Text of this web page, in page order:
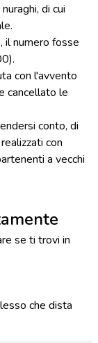
di cui
il numero fosse
con l'avvento
cancellato le
conto, di
con
a vecchi
se ti trovi in
che dista